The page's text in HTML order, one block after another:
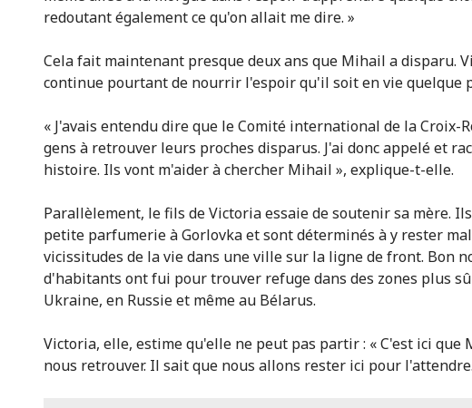
redoutant également ce qu'on allait me dire. »
Cela fait maintenant presque deux ans que Mihail a disparu.
continue pourtant de nourrir l'espoir qu'il soit en vie quelque
« J'avais entendu dire que le Comité international de la Croix-
gens à retrouver leurs proches disparus. J'ai donc appelé et
histoire. Ils vont m'aider à chercher Mihail », explique-t-elle.
Parallèlement, le fils de Victoria essaie de soutenir sa mère.
petite parfumerie à Gorlovka et sont déterminés à y rester
vicissitudes de la vie dans une ville sur la ligne de front. Bon
d'habitants ont fui pour trouver refuge dans des zones plus
Ukraine, en Russie et même au Bélarus.
Victoria, elle, estime qu'elle ne peut pas partir : « C'est ici que
nous retrouver. Il sait que nous allons rester ici pour